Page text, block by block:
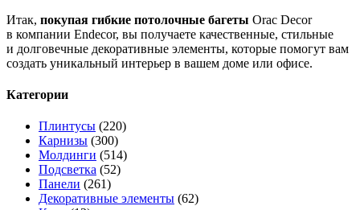
Итак, покупая гибкие потолочные багеты Orac Decor
в компании Endecor, вы получаете качественные, стильные
и долговечные декоративные элементы, которые помогут вам
создать уникальный интерьер в вашем доме или офисе.
Категории
Плинтусы (220)
Карнизы (300)
Молдинги (514)
Подсветка (52)
Панели (261)
Декоративные элементы (62)